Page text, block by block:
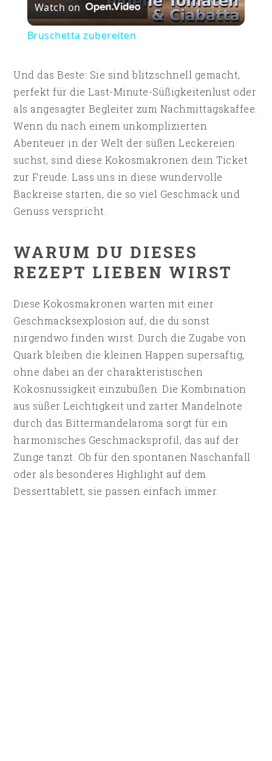
Video
Watch on
Bruschetta zubereiten
Und das Beste: Sie sind blitzschnell gemacht,
perfekt für die Last-Minute-Süßigkeitenlust oder
als angesagter Begleiter zum Nachmittagskaffee.
Wenn du nach einem unkomplizierten
Abenteuer in der Welt der süßen Leckereien
suchst, sind diese Kokosmakronen dein Ticket
zur Freude. Lass uns in diese wundervolle
Backreise starten, die so viel Geschmack und
Genuss verspricht.
WARUM DU DIESES
REZEPT LIEBEN WIRST
Diese Kokosmakronen warten mit einer
Geschmacksexplosion auf, die du sonst
nirgendwo finden wirst. Durch die Zugabe von
Quark bleiben die kleinen Happen supersaftig,
ohne dabei an der charakteristischen
Kokosnussigkeit einzubüßen. Die Kombination
aus süßer Leichtigkeit und zarter Mandelnote
durch das Bittermandelaroma sorgt für ein
harmonisches Geschmacksprofil, das auf der
Zunge tanzt. Ob für den spontanen Naschanfall
oder als besonderes Highlight auf dem
Desserttablett, sie passen einfach immer.